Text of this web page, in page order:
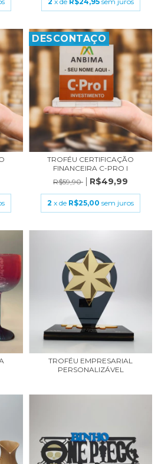
DESCONTAÇO
TROFÉU CERTIFICAÇÃO
FINANCEIRA C-PRO I
R$59,90
R$49,99
2 x de R$25,00 sem juros
TROFÉU EMPRESARIAL
PERSONALIZÁVEL